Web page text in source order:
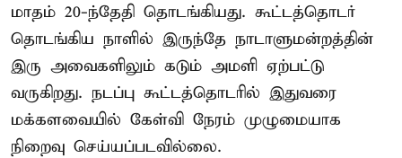
மாதம் 20-ந்தேதி தொடங்கியது. கூட்டத்தொடர்
தொடங்கிய நாளில் இருந்தே நாடாளுமன்றத்தின்
இரு அவைகளிலும் கடும் அமளி ஏற்பட்டு
வருகிறது. நடப்பு கூட்டத்தொடரில் இதுவரை
மக்களவையில் கேள்வி நேரம் முழுமையாக
நிறைவு செய்யப்படவில்லை.